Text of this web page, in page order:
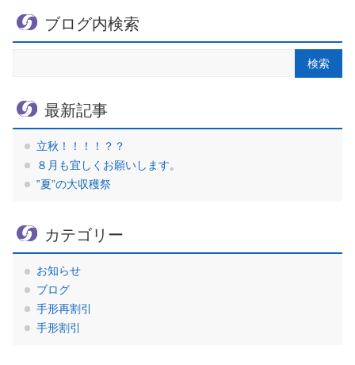
ブログ内検索
最新記事
立秋！！！！？？
８月も宜しくお願いします。
‟夏”の大収穫祭
カテゴリー
お知らせ
ブログ
手形再割引
手形割引